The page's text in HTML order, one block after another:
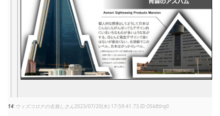
14 ウィズコロナの名無しさん2023/07/20(木) 17:59:41.73 O5k8tlrq0